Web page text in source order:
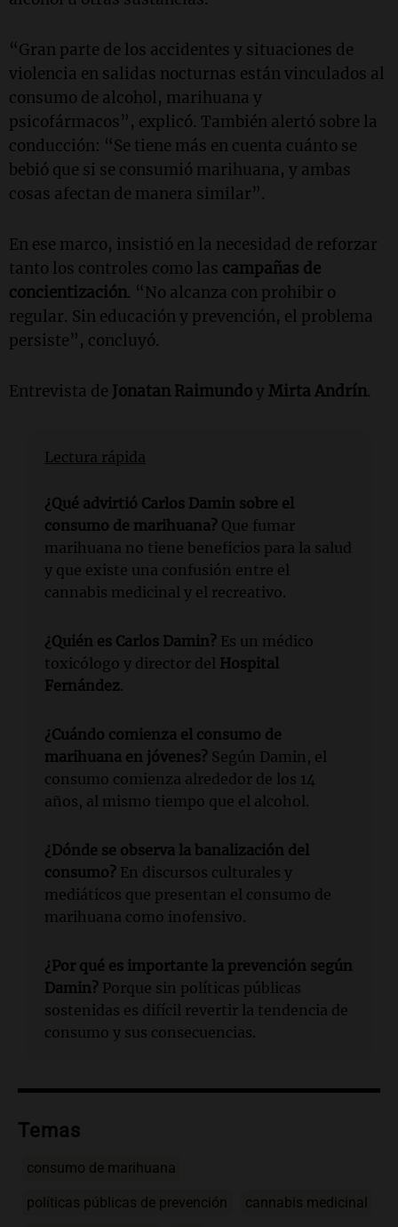
“Gran parte de los accidentes y situaciones de
violencia en salidas nocturnas están vinculados al
consumo de alcohol, marihuana y
psicofármacos”, explicó. También alertó sobre la
conducción: “Se tiene más en cuenta cuánto se
bebió que si se consumió marihuana, y ambas
cosas afectan de manera similar”.
En ese marco, insistió en la necesidad de reforzar
tanto los controles como las campañas de
concientización. “No alcanza con prohibir o
regular. Sin educación y prevención, el problema
persiste”, concluyó.
Entrevista de Jonatan RaimundoyMirta Andrín.
Lectura rápida
¿Qué advirtió Carlos Damin sobre el
consumo de marihuana? Que fumar
marihuana no tiene beneficios para la salud
y que existe una confusión entre el
cannabis medicinal y el recreativo.
¿Quién es Carlos Damin? Es un médico
toxicólogo y director del Hospital
Fernández.
¿Cuándo comienza el consumo de
marihuana en jóvenes? Según Damin, el
consumo comienza alrededor de los 14
años, al mismo tiempo que el alcohol.
¿Dónde se observa la banalización del
consumo? En discursos culturales y
mediáticos que presentan el consumo de
marihuana como inofensivo.
¿Por qué es importante la prevención según
Damin? Porque sin políticas públicas
sostenidas es difícil revertir la tendencia de
consumo y sus consecuencias.
Temas
consumo de marihuana
políticas públicas de prevención cannabis medicinal